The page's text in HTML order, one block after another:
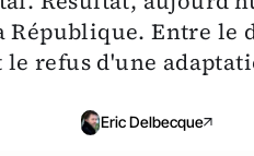
Entre le
refus d'une
Eric Delbecque